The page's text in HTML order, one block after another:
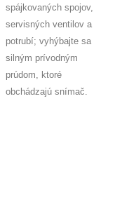
spájkovaných spojov,
servisných ventilov a
potrubí; vyhýbajte sa
silným prívodným
prúdom, ktoré
obchádzajú snímač.